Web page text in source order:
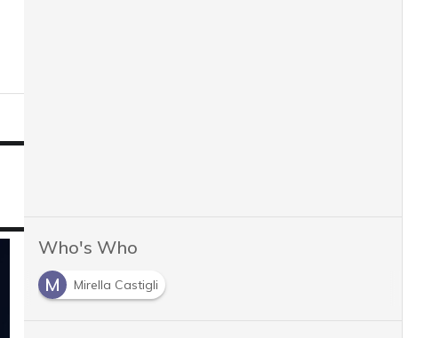
Who's Who
M
Mirella Castigli